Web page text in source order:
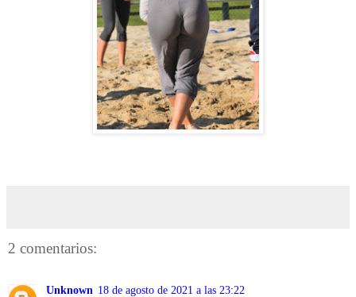
2 comentarios:
Unknown 18 de agosto de 2021 a las 23:22